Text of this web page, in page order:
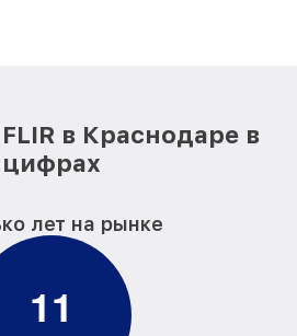
в Краснодаре в
цифрах
лет на рынке
11